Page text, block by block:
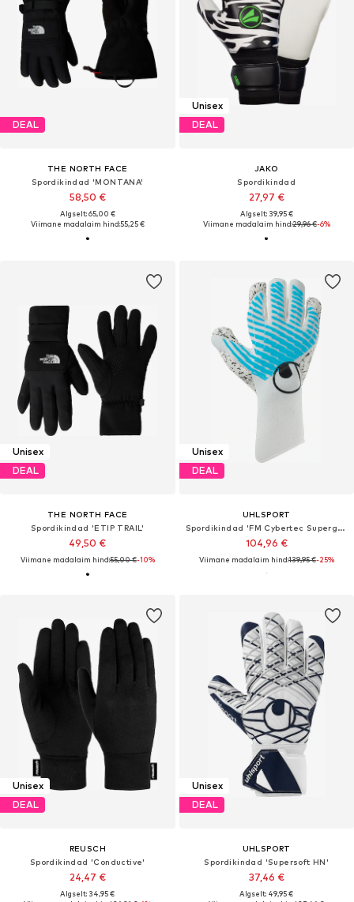
DEAL
THE NORTH FACE
Spordikindad 'MONTANA'
58,50 €
Algselt: 65,00 €
Viimane madalaim hind:55,25 €
Unisex
DEAL
JAKO
Spordikindad
27,97 €
Algselt: 39,95 €
Viimane madalaim hind:29,96 €-6%
Unisex
DEAL
THE NORTH FACE
Spordikindad 'ETIP TRAIL'
49,50 €
Viimane madalaim hind:55,00 €-10%
Unisex
DEAL
UHLSPORT
Spordikindad 'FM Cybertec Supergrip+ HN'
104,96 €
Viimane madalaim hind:139,95 €-25%
Unisex
DEAL
REUSCH
Spordikindad 'Conductive'
24,47 €
Algselt: 34,95 €
Unisex
DEAL
UHLSPORT
Spordikindad 'Supersoft HN'
37,46 €
Algselt: 49,95 €